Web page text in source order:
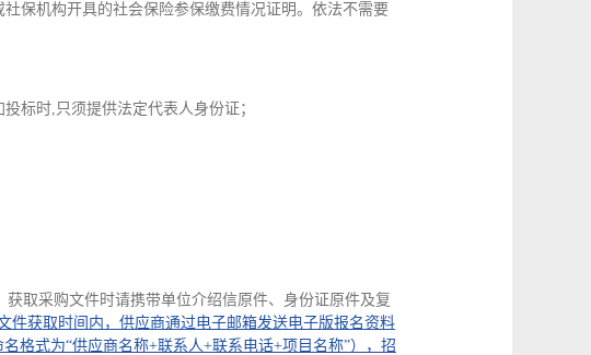
保机构开具的社会保险参保缴费情况证明。依法不需要
标时,只须提供法定代表人身份证；
取采购文件时请携带单位介绍信原件、身份证原件及复
件获取时间内，供应商通过电子邮箱发送电子版报名资料
格式为“供应商名称+联系人+联系电话+项目名称”），招